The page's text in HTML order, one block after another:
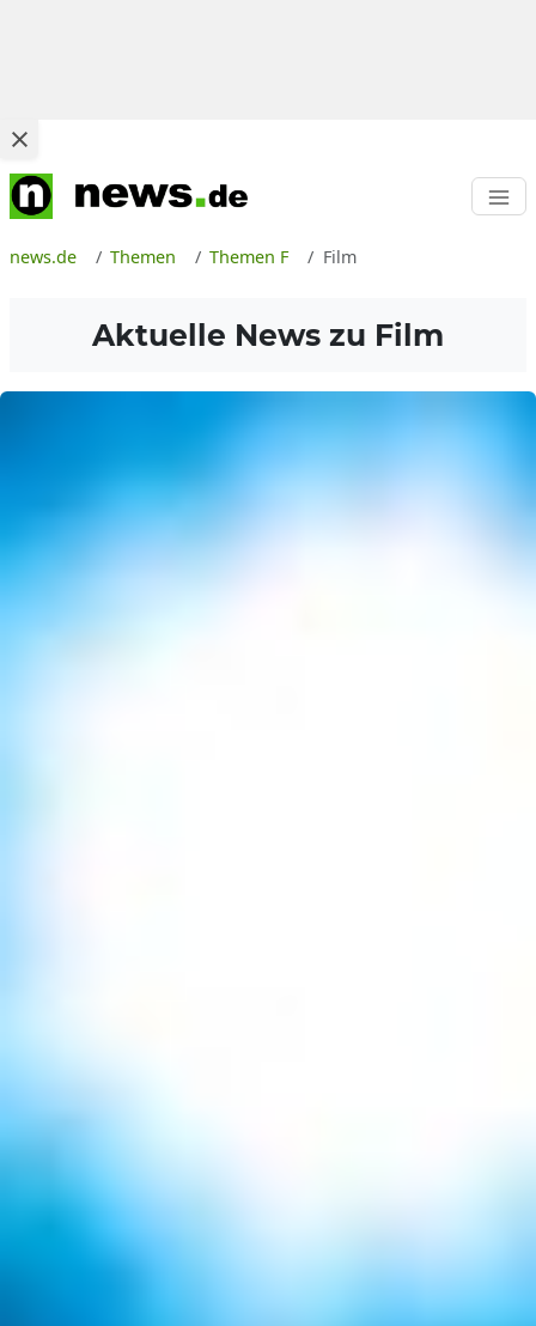
news.de Themen Themen F Film
Aktuelle News zu Film